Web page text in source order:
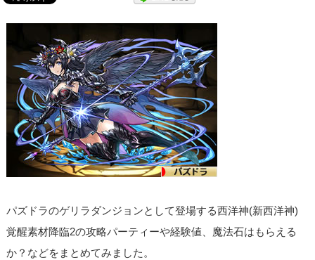
パズドラのゲリラダンジョンとして登場する西洋神(新西洋神)
覚醒素材降臨2の攻略パーティーや経験値、魔法石はもらえる
か？などをまとめてみました。